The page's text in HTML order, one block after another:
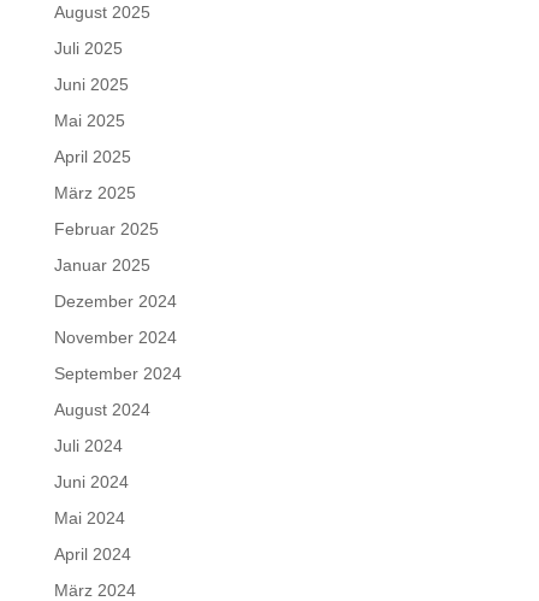
August 2025
Juli 2025
Juni 2025
Mai 2025
April 2025
März 2025
Februar 2025
Januar 2025
Dezember 2024
November 2024
September 2024
August 2024
Juli 2024
Juni 2024
Mai 2024
April 2024
März 2024